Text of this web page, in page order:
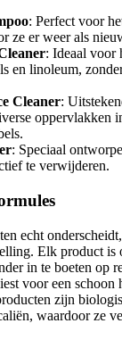
: Perfect voor
ze er weer als
: Ideaal voor
en linoleum,
Cleaner:
oppervlakken
: Speciaal
te verwijderen.
echt
Elk product is
in te boeten op
voor een schoon
zijn
waardoor ze